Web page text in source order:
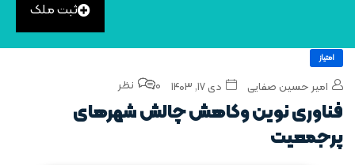
ثبت ملک
امتیاز
امیر حسین صفایی دی ۱۷, ۱۴۰۳ 0 نظر
فناوری‌ نوین وکاهش چالش‌ شهرهای
پرجمعیت